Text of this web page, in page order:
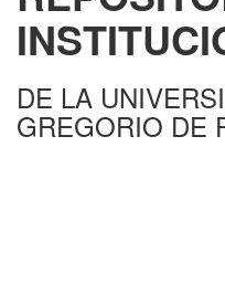
DE LA
GREGORIO DE